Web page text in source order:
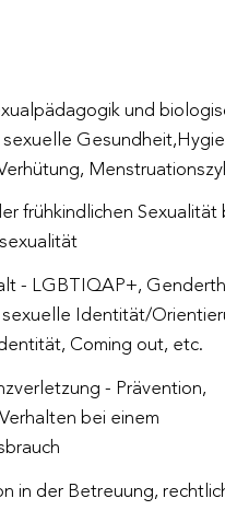
und
frühkindlichen Sexualität
- LGBTIQAP+,
Identität/
Coming out, etc.
- Prävention,
bei einem
in der Betreuung,